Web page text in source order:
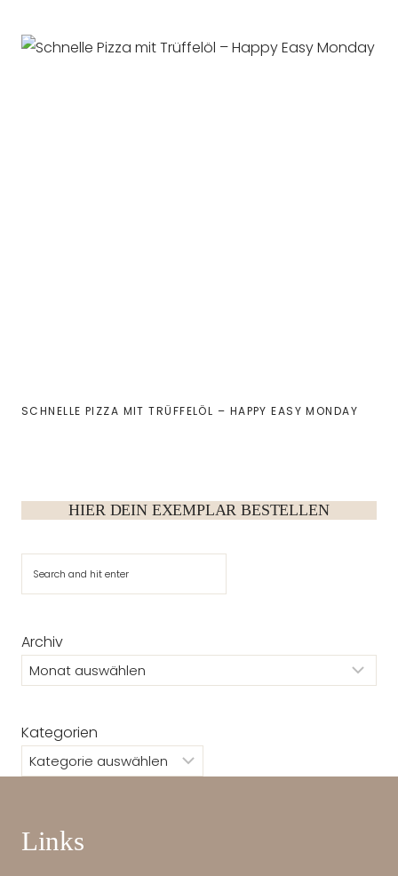
SCHNELLE PIZZA MIT TRÜFFELÖL – HAPPY EASY MONDAY
HIER DEIN EXEMPLAR BESTELLEN
Archiv
Kategorien
Links